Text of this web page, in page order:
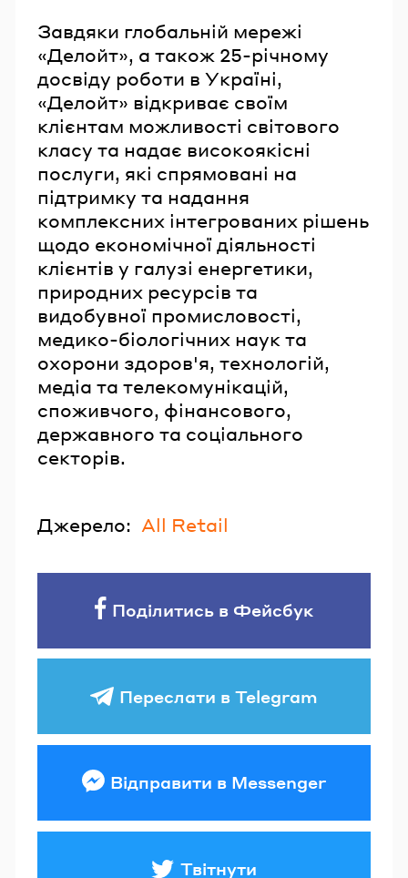
Завдяки глобальній мережі
«Делойт», а також 25-річному
досвіду роботи в Україні,
«Делойт» відкриває своїм
клієнтам можливості світового
класу та надає високоякісні
послуги, які спрямовані на
підтримку та надання
комплексних інтегрованих рішень
щодо економічної діяльності
клієнтів у галузі енергетики,
природних ресурсів та
видобувної промисловості,
медико-біологічних наук та
охорони здоров'я, технологій,
медіа та телекомунікацій,
споживчого, фінансового,
державного та соціального
секторів.
Джерело: All Retail
Поділитись в Фейсбук
Переслати в Telegram
Відправити в Messenger
Твітнути